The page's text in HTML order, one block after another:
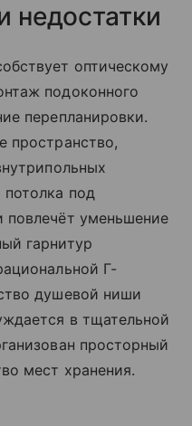
недостатки
оптическому
подоконного
перепланировки.
пространство,
под
повлечёт уменьшение
гарнитур
Г-
душевой ниши
в тщательной
просторный
мест хранения.